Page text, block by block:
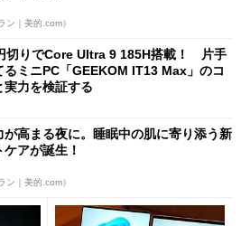
ン｜美的.com）
切りでCore Ultra 9 185H搭載！ 片手
るミニPC「GEEKOM IT13 Max」のコ
実力を検証する
が高まる夜に。睡眠中の肌に寄り添う新
ケアが誕生！
ン｜美的.com）